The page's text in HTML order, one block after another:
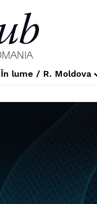
În lume / R. Moldova